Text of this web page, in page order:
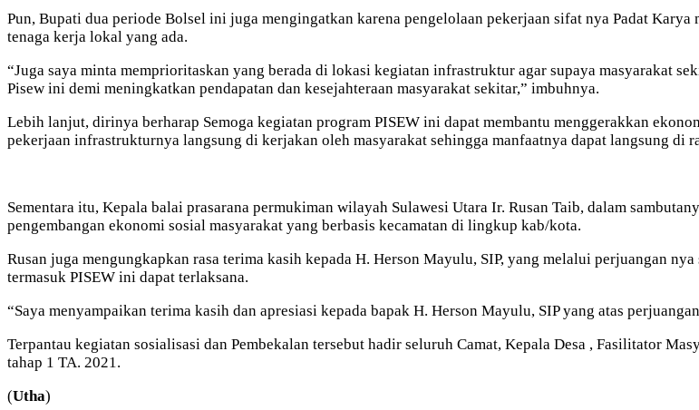
Pun, Bupati dua periode Bolsel ini juga mengingatkan karena pengelolaan pekerjaan sifat nya Padat
tenaga kerja lokal yang ada.
“Juga saya minta memprioritaskan yang berada di lokasi kegiatan infrastruktur agar supaya masyarakat
Pisew ini demi meningkatkan pendapatan dan kesejahteraan masyarakat sekitar,” imbuhnya.
Lebih lanjut, dirinya berharap Semoga kegiatan program PISEW ini dapat membantu menggerakkan
pekerjaan infrastrukturnya langsung di kerjakan oleh masyarakat sehingga manfaatnya dapat langsung di
Sementara itu, Kepala balai prasarana permukiman wilayah Sulawesi Utara Ir. Rusan Taib, dalam
pengembangan ekonomi sosial masyarakat yang berbasis kecamatan di lingkup kab/kota.
Rusan juga mengungkapkan rasa terima kasih kepada H. Herson Mayulu, SIP, yang melalui perjuangan
termasuk PISEW ini dapat terlaksana.
“Saya menyampaikan terima kasih dan apresiasi kepada bapak H. Herson Mayulu, SIP yang atas
Terpantau kegiatan sosialisasi dan Pembekalan tersebut hadir seluruh Camat, Kepala Desa , Fasilitator
tahap 1 TA. 2021.
(Utha)